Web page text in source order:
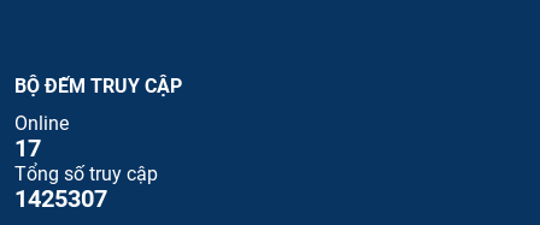
BỘ ĐẾM TRUY CẬP
Online
17
Tổng số truy cập
1425307